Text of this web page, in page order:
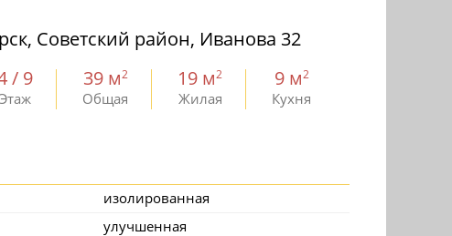
Советский район, Иванова 32
/ 9
Этаж
39 м2
Общая
19 м2
Жилая
9 м2
Кухня
изолированная
улучшенная